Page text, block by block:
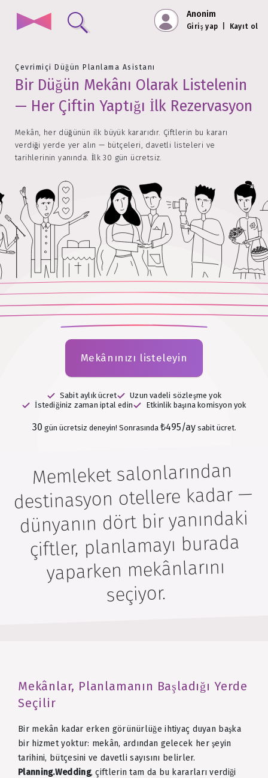
Anonim
Giriş yap Kayıt ol
Çevrimiçi Düğün Planlama Asistanı
Bir Düğün Mekânı Olarak Listelenin
— Her Çiftin Yaptığı İlk Rezervasyon
Mekân, her düğünün ilk büyük kararıdır. Çiftlerin bu kararı
verdiği yerde yer alın — bütçeleri, davetli listeleri ve
tarihlerinin yanında. İlk 30 gün ücretsiz.
Mekânınızı listeleyin
Sabit aylık ücret
Uzun vadeli sözleşme yok
İstediğiniz zaman iptal edin
Etkinlik başına komisyon yok
30 gün ücretsiz deneyin! Sonrasında ₺495/aysabit ücret.
Memleket salonlarından
destinasyon otellere kadar —
dünyanın dört bir yanındaki
çiftler, planlamayı burada
yaparken mekânlarını
seçiyor.
Mekânlar, Planlamanın Başladığı Yerde
Seçilir
Bir mekân kadar erken görünürlüğe ihtiyaç duyan başka
bir hizmet yoktur: mekân, ardından gelecek her şeyin
tarihini, bütçesini ve davetli sayısını belirler.
Planning.Wedding, çiftlerin tam da bu kararları verdiği